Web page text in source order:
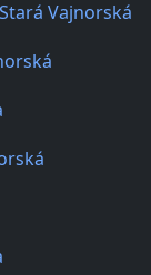
Vajnorská